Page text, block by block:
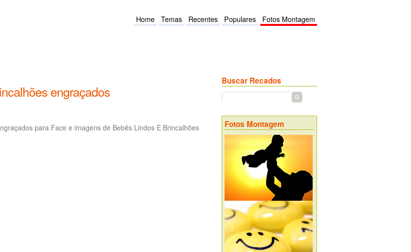
Home Temas Recentes Populares Fotos Montagem
engraçados
para Face e imagens de Bebês Lindos E Brincalhões
Buscar Recados
Fotos Montagem